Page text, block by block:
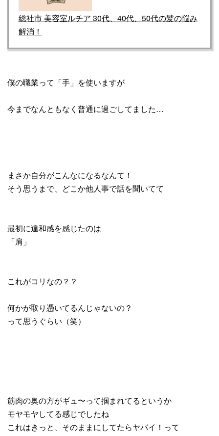
総社市 美容室ルチア 30代、40代、50代の髪の悩み
解消！
僕の職業って「手」を使いますが
今までなんともなく普通に過ごしてました…
まさか自分がこんなになるなんて！
そう思うまで、どこか他人事で話を聞いてて
最初に違和感を感じたのは
「肩」
これがコリなの？？
何かが取り憑いてるんじゃないの？
って思うぐらい（笑）
筋肉の奥の方がギュ〜って掴まれてるというか
モヤモヤしてる感じでしたね
これはきっと、そのままにしてたらヤバイ！って